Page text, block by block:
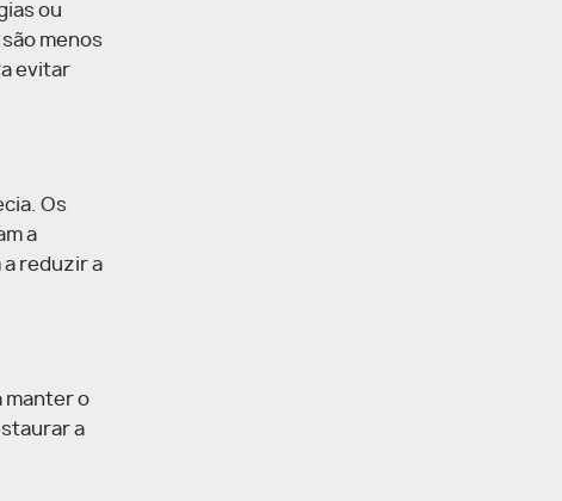
ou
menos
evitar
Os
a
reduzir a
manter o
a